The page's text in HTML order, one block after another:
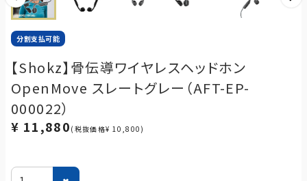
分割支払可能
【Shokz】骨伝導ワイヤレスヘッドホン
OpenMove スレートグレー（AFT-EP-
000022）
¥ 11,880 (税抜価格¥ 10,800)